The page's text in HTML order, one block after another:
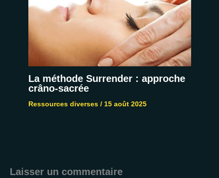
La méthode Surrender : approche
crâno-sacrée
Ressources diverses/ 15 août 2025
Laisser un commentaire